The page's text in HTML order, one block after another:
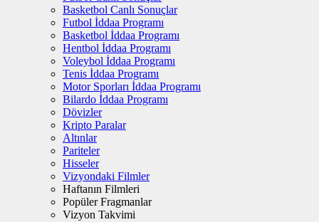
Basketbol Canlı Sonuçlar
Futbol İddaa Programı
Basketbol İddaa Programı
Hentbol İddaa Programı
Voleybol İddaa Programı
Tenis İddaa Programı
Motor Sporları İddaa Programı
Bilardo İddaa Programı
Dövizler
Kripto Paralar
Altınlar
Pariteler
Hisseler
Vizyondaki Filmler
Haftanın Filmleri
Popüler Fragmanlar
Vizyon Takvimi